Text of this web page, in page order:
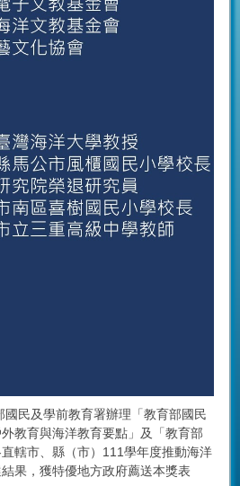
民及學前教育署辦理「教育部國民
教育與海洋教育要點」及「教育部
轄市、縣（市）111學年度推動海洋
果，獲特優地方政府薦送本獎表